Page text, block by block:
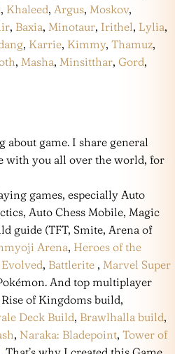
, Khaleed, Argus, Moskov,
, Baxia, Minotaur, Irithel, Lylia,
, Karrie, Kimmy, Thamuz,
, Masha, Minsitthar, Gord,
about game. I share general
with you all over the world, for
games, especially Auto
Auto Chess Mobile, Magic
guide (TFT, Smite, Arena of
Arena, Heroes of the
, Battlerite , Marvel Super
And top multiplayer
Rise of Kingdoms build,
Deck Build, Brawlhalla build,
, Naraka: Bladepoint, Tower of